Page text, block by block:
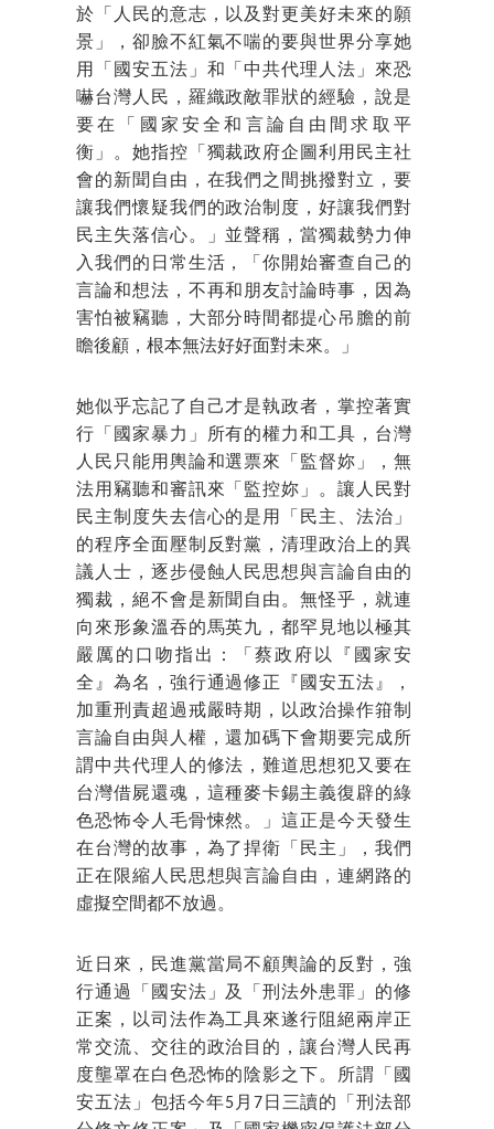
於「人民的意志，以及對更美好未來的願
景」，卻臉不紅氣不喘的要與世界分享她
用「國安五法」和「中共代理人法」來恐
嚇台灣人民，羅織政敵罪狀的經驗，說是
要在「國家安全和言論自由間求取平
衡」。她指控「獨裁政府企圖利用民主社
會的新聞自由，在我們之間挑撥對立，要
讓我們懷疑我們的政治制度，好讓我們對
民主失落信心。」並聲稱，當獨裁勢力伸
入我們的日常生活，「你開始審查自己的
言論和想法，不再和朋友討論時事，因為
害怕被竊聽，大部分時間都提心吊膽的前
瞻後顧，根本無法好好面對未來。」
她似乎忘記了自己才是執政者，掌控著實
行「國家暴力」所有的權力和工具，台灣
人民只能用輿論和選票來「監督妳」，無
法用竊聽和審訊來「監控妳」。讓人民對
民主制度失去信心的是用「民主、法治」
的程序全面壓制反對黨，清理政治上的異
議人士，逐步侵蝕人民思想與言論自由的
獨裁，絕不會是新聞自由。無怪乎，就連
向來形象溫吞的馬英九，都罕見地以極其
嚴厲的口吻指出：「蔡政府以『國家安
全』為名，強行通過修正『國安五法』，
加重刑責超過戒嚴時期，以政治操作箝制
言論自由與人權，還加碼下會期要完成所
謂中共代理人的修法，難道思想犯又要在
台灣借屍還魂，這種麥卡錫主義復辟的綠
色恐怖令人毛骨悚然。」這正是今天發生
在台灣的故事，為了捍衛「民主」，我們
正在限縮人民思想與言論自由，連網路的
虛擬空間都不放過。
近日來，民進黨當局不顧輿論的反對，強
行通過「國安法」及「刑法外患罪」的修
正案，以司法作為工具來遂行阻絕兩岸正
常交流、交往的政治目的，讓台灣人民再
度壟罩在白色恐怖的陰影之下。所謂「國
安五法」包括今年5月7日三讀的「刑法部